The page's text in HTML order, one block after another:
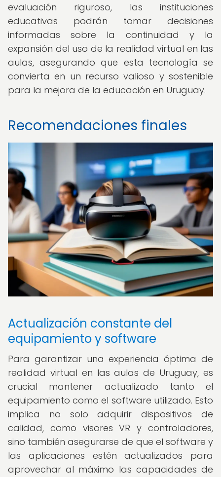
evaluación riguroso, las instituciones
educativas podrán tomar decisiones
informadas sobre la continuidad y la
expansión del uso de la realidad virtual en las
aulas, asegurando que esta tecnología se
convierta en un recurso valioso y sostenible
para la mejora de la educación en Uruguay.
Recomendaciones finales
Actualización constante del
equipamiento y software
Para garantizar una experiencia óptima de
realidad virtual en las aulas de Uruguay, es
crucial mantener actualizado tanto el
equipamiento como el software utilizado. Esto
implica no solo adquirir dispositivos de
calidad, como visores VR y controladores,
sino también asegurarse de que el software y
las aplicaciones estén actualizados para
aprovechar al máximo las capacidades de